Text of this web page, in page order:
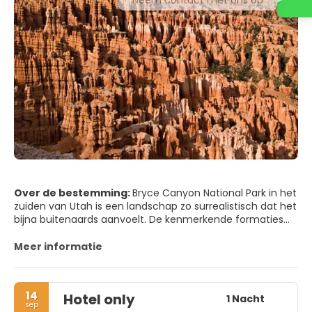
Over de bestemming:Bryce Canyon National Park in het
zuiden van Utah is een landschap zo surrealistisch dat het
bijna buitenaards aanvoelt. De kenmerkende formaties
worden genoemd – gloeien in tinten rood, oranje en roze,
tot een traditionele canyon die door één rivier is
uitgesneden, bestaat Bryce uit een reeks natuurlijke
amfitheaters die zijn ontstaan door erosie aan de
Meer informatie
14
sep Hotel only 1 Nacht